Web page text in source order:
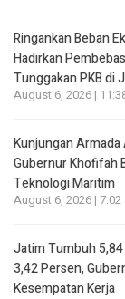
Ringankan Beban
Hadirkan
Tunggakan PKB di
August 6, 2026 |
Kunjungan Armada
Gubernur Khofifah
Teknologi Maritim
August 6, 2026 | 7:02
Jatim Tumbuh
3,42 Persen,
Kesempatan Kerja